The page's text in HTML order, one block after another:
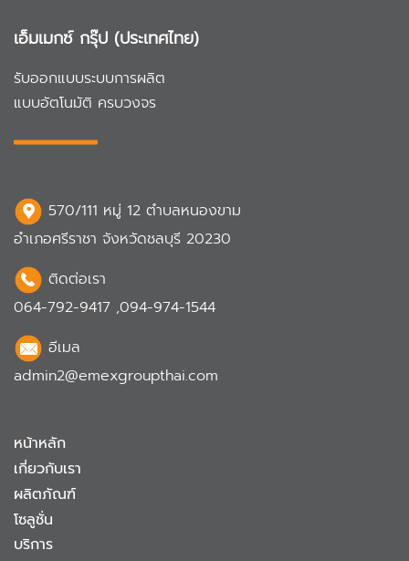
เอ็มเมกซ์ กรุ๊ป (ประเทศไทย)
รับออกแบบระบบการผลิต
แบบอัตโนมัติ ครบวงจร
570/111 หมู่ 12 ตำบลหนองขาม
อำเภอศรีราชา จังหวัดชลบุรี 20230
ติดต่อเรา
064-792-9417 ,094-974-1544
อีเมล
admin2@emexgroupthai.com
หน้าหลัก
เกี่ยวกับเรา
ผลิตภัณฑ์
โซลูชั่น
บริการ